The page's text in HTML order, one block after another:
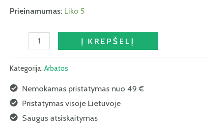
Prieinamumas: Liko 5
Į KREPŠELĮ
Kategorija: Arbatos
Nemokamas pristatymas nuo 49 €
Pristatymas visoje Lietuvoje
Saugus atsiskaitymas